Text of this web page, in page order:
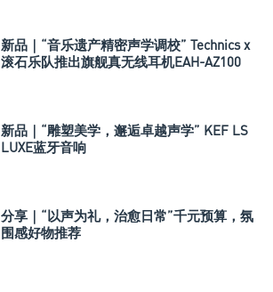
新品｜“音乐遗产精密声学调校” Technics x
滚石乐队推出旗舰真无线耳机EAH-AZ100
新品｜“雕塑美学，邂逅卓越声学” KEF LS
LUXE蓝牙音响
分享｜“以声为礼，治愈日常”千元预算，氛
围感好物推荐